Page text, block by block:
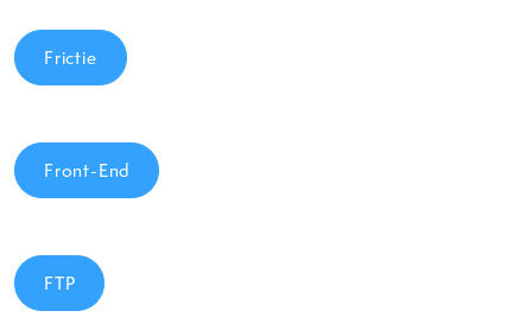
Frictie
Front-End
FTP